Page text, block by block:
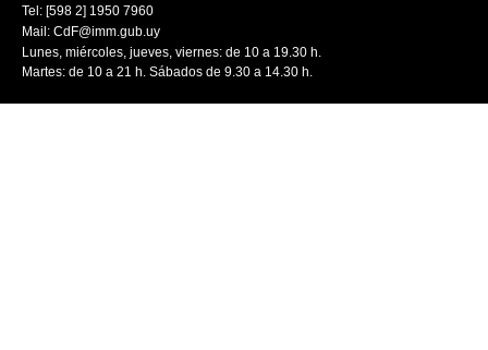
Tel: [598 2] 1950 7960
Mail: CdF@imm.gub.uy
Lunes, miércoles, jueves, viernes: de 10 a 19.30 h.
Martes: de 10 a 21 h. Sábados de 9.30 a 14.30 h.